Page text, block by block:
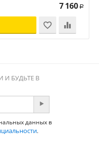
7 160 Р
БУДЬТЕ В
данных в
.